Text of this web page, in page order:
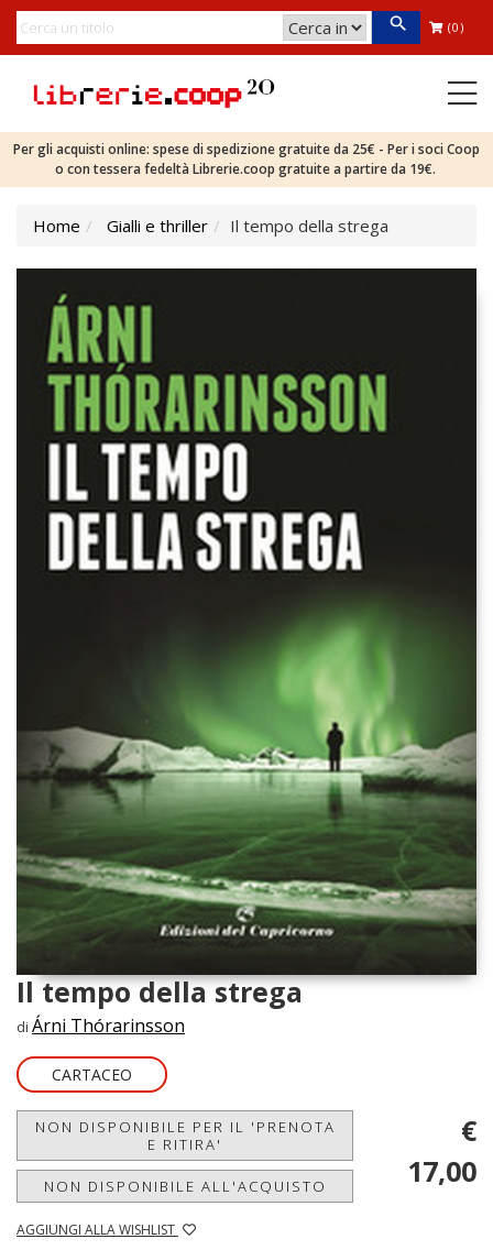
(0)
Per gli acquisti online: spese di spedizione gratuite da 25€ - Per i soci Coop
o con tessera fedeltà Librerie.coop gratuite a partire da 19€.
Home Gialli e thriller Il tempo della strega
Il tempo della strega
di Árni Thórarinsson
CARTACEO
NON DISPONIBILE PER IL 'PRENOTA
E RITIRA'
NON DISPONIBILE ALL'ACQUISTO
AGGIUNGI ALLA WISHLIST
€
17,00